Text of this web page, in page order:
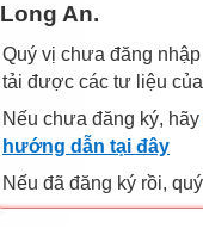
Long An.
Quý vị chưa đăng
tải được các tư liệu
Nếu chưa đăng ký, hãy
hướng dẫn tại đây
Nếu đã đăng ký rồi,